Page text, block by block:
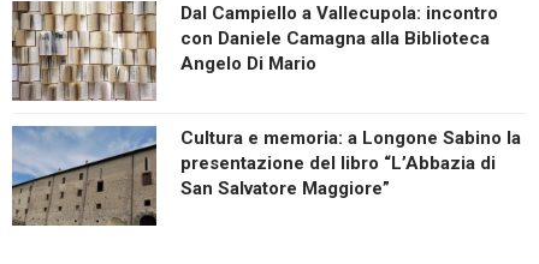
Dal Campiello a Vallecupola: incontro
con Daniele Camagna alla Biblioteca
Angelo Di Mario
Cultura e memoria: a Longone Sabino la
presentazione del libro “L’Abbazia di
San Salvatore Maggiore”